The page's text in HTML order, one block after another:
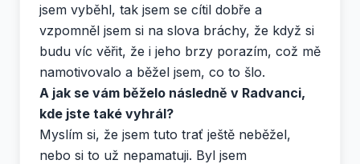
jsem vyběhl, tak jsem se cítil dobře a
vzpomněl jsem si na slova bráchy, že když si
budu víc věřit, že i jeho brzy porazím, což mě
namotivovalo a běžel jsem, co to šlo.
A jak se vám běželo následně v Radvanci,
kde jste také vyhrál?
Myslím si, že jsem tuto trať ještě neběžel,
nebo si to už nepamatuji. Byl jsem